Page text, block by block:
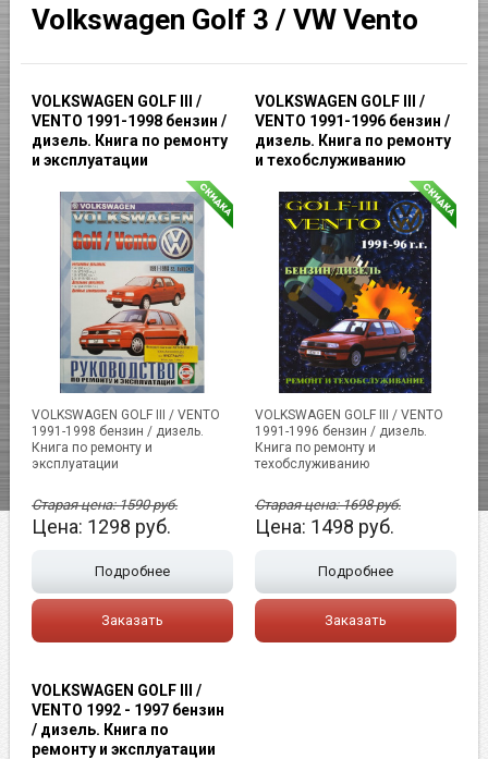
Volkswagen Golf 3 / VW Vento
VOLKSWAGEN GOLF III /
VENTO 1991-1998 бензин /
дизель. Книга по ремонту
и эксплуатации
VOLKSWAGEN GOLF III / VENTO
1991-1998 бензин / дизель.
Книга по ремонту и
эксплуатации
Старая цена:1590руб.
Цена: 1298 руб.
Подробнее
Заказать
VOLKSWAGEN GOLF III /
VENTO 1991-1996 бензин /
дизель. Книга по ремонту
и техобслуживанию
VOLKSWAGEN GOLF III / VENTO
1991-1996 бензин / дизель.
Книга по ремонту и
техобслуживанию
Старая цена:1698руб.
Цена: 1498 руб.
Подробнее
Заказать
VOLKSWAGEN GOLF III /
VENTO 1992 - 1997 бензин
/ дизель. Книга по
ремонту и эксплуатации